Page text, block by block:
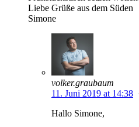
Liebe Grüße aus dem Süden
Simone
volker.graubaum
11. Juni 2019 at 14:38
Hallo Simone,